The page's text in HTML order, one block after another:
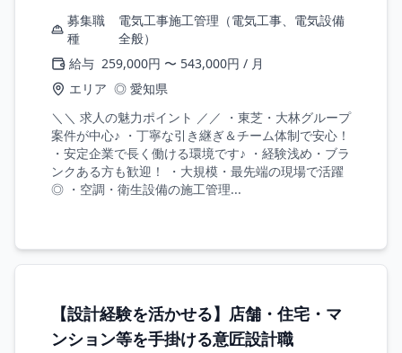
募集職
種
電気工事施工管理（電気工事、電気設備
全般）
給与 259,000円 〜 543,000円 / 月
エリア ◎ 愛知県
＼＼ 求人の魅力ポイント ／／ ・東芝・大林グループ
案件が中心♪ ・丁寧な引き継ぎ＆チーム体制で安心！
・安定企業で長く働ける環境です♪ ・経験浅め・ブラ
ンクある方も歓迎！ ・大規模・最先端の現場で活躍
◎ ・空調・衛生設備の施工管理...
【設計経験を活かせる】店舗・住宅・マ
ンション等を手掛ける意匠設計職